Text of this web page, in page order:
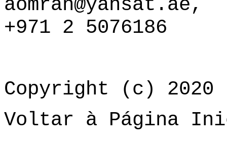
aomran@yahsat.ae,
+971 2 5076186
Copyright (c) 2020
Voltar à Página